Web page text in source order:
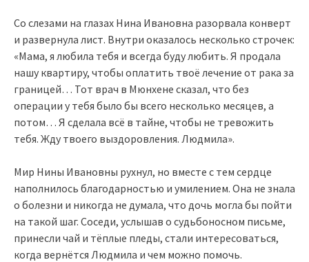
Со слезами на глазах Нина Ивановна разорвала конверт
и развернула лист. Внутри оказалось несколько строчек:
«Мама, я любила тебя и всегда буду любить. Я продала
нашу квартиру, чтобы оплатить твоё лечение от рака за
границей… Тот врач в Мюнхене сказал, что без
операции у тебя было бы всего несколько месяцев, а
потом… Я сделала всё в тайне, чтобы не тревожить
тебя. Жду твоего выздоровления. Людмила».
Мир Нины Ивановны рухнул, но вместе с тем сердце
наполнилось благодарностью и умилением. Она не знала
о болезни и никогда не думала, что дочь могла бы пойти
на такой шаг. Соседи, услышав о судьбоносном письме,
принесли чай и тёплые пледы, стали интересоваться,
когда вернётся Людмила и чем можно помочь.